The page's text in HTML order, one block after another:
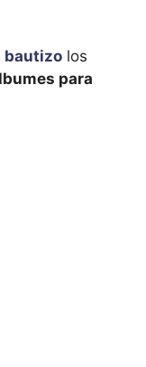
bautizo los
para